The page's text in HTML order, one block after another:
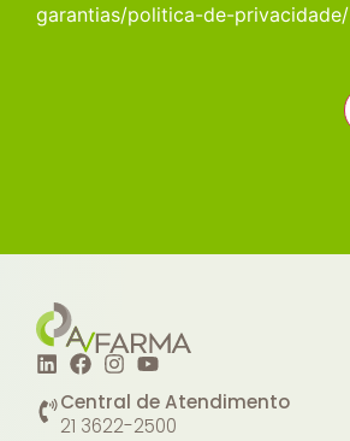
garantias/politica-de-privacidade/
Central de Atendimento
21 3622-2500